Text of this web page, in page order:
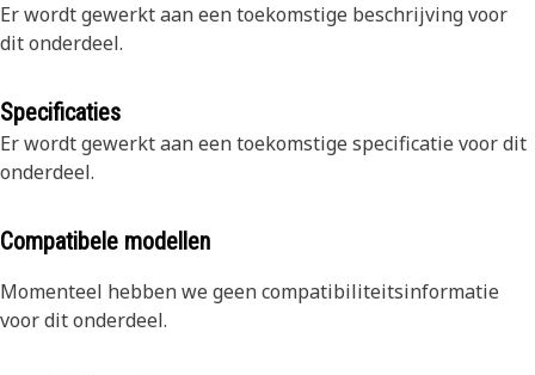
Er wordt gewerkt aan een toekomstige beschrijving voor
dit onderdeel.
Specificaties
Er wordt gewerkt aan een toekomstige specificatie voor dit
onderdeel.
Compatibele modellen
Momenteel hebben we geen compatibiliteitsinformatie
voor dit onderdeel.